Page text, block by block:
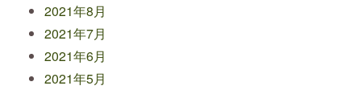
2021年8月
2021年7月
2021年6月
2021年5月